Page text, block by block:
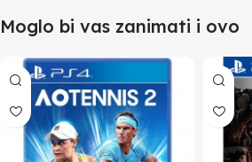
Moglo bi vas zanimati i ovo